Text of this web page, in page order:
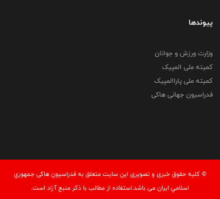
پیوندها
وزارت ورزش و جوانان
کمیته ملی المپیک
کمیته ملی پاراالمپیک
فدراسیون جهانی هاکی
© کليه حقوق خبری و تصويری اين سايت متعلق به فدراسيون هاکی جمهوري
اسلامي ايران می باشد.استفاده از مطالب با ذكر منبع آزاد است.